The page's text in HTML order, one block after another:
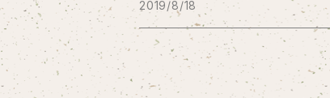
The Beths
THE BLACK SHANSONS
2019/8/18